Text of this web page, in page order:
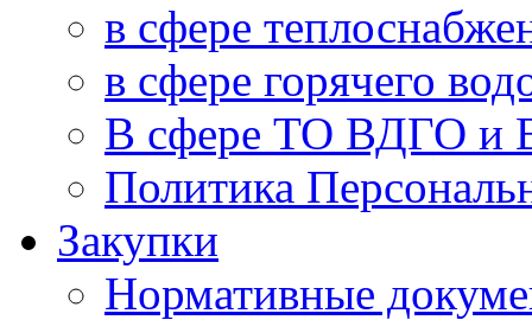
в сфере
в сфере горячего
В сфере ТО ВДГО и
Политика
Закупки
Нормативные